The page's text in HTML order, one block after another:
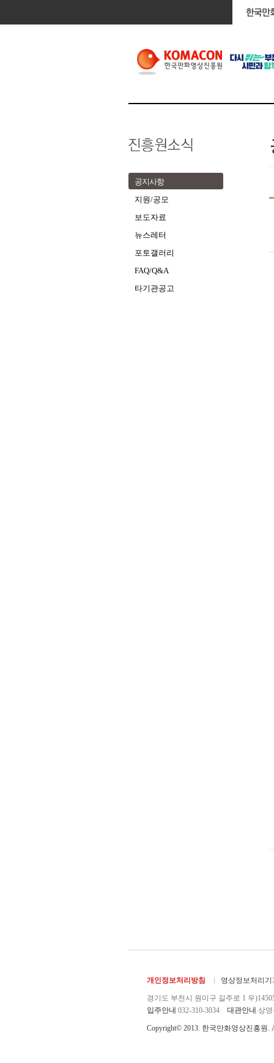
공지사항
지원/공모
보도자료
뉴스레터
포토갤러리
FAQ/Q&A
타기관공고
개인정보처리방침 영상정보처리기
경기도 부천시 원미구 길주로 1 우
입주안내 032-310-3034 대관안내 상영
Copyright© 2013. 한국만화영상진흥원.